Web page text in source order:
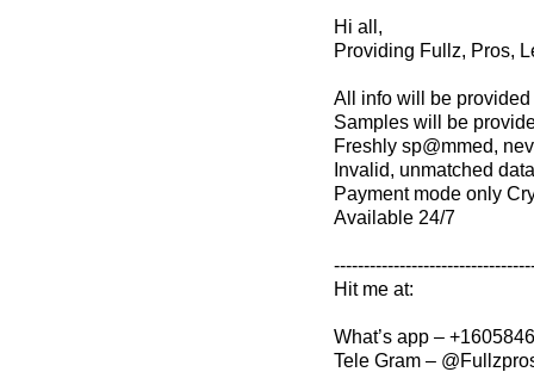
Hi all,
Providing Fullz, Pros,
All info will be
Samples will be
Freshly sp@mmed,
Invalid, unmatched
Payment mode only
Available 24/7
Hit me at:
What’s app –
Tele Gram –